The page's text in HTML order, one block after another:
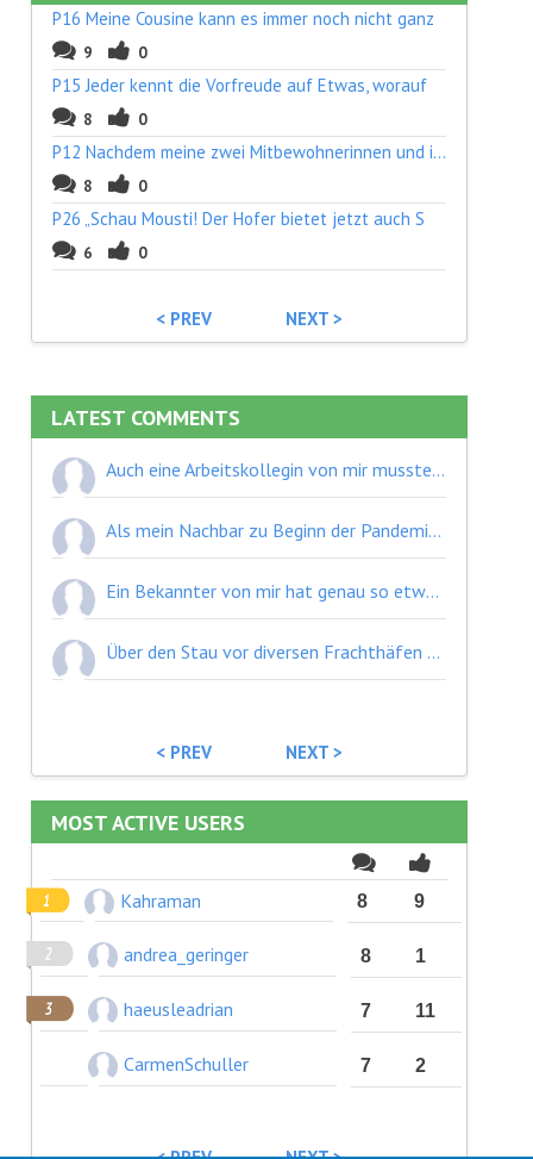
P16 Meine Cousine kann es immer noch nicht ganz
9 0
P15 Jeder kennt die Vorfreude auf Etwas, worauf
8 0
P12 Nachdem meine zwei Mitbewohnerinnen und ich
8 0
P26 „Schau Mousti! Der Hofer bietet jetzt auch S
6 0
< PREV NEXT >
LATEST COMMENTS
Auch eine Arbeitskollegin von mir musste wochenlang auf ein Ikea-Teil warten. Zwischenzeitlich hat sie es sogar schon über Willhaben probiert beziehungsweise überlegt nach Bratislava zu fahren und es eventuell dort abzuholen. Nicht nur die Pandemie sondern auch die Käferplage sind, soweit ich weiß, Auslöser für diese Lieferengpässe.
Als mein Nachbar zu Beginn der Pandemie mit Einweghandschuhen einkaufen war habe ich ihn belächelt - aber es stellt sich heraus, dass scheinbar doch viele vermehrt auf solche Produkte gesetzt haben/setzen. An Lieferengpässe in diesem Bereich habe ich noch gar nicht gedacht- eigentlich logisch. Desinfektionsmittel waren ja eine Zeit lang auch ziemlich rar.
Ein Bekannter von mir hat genau so etwas gemacht - allerdings schon vor Corona. Sie haben Plattform für Outdoorgeräte (Ski, Kletterequipment, etc.) geschaffen, die einerseits von Leuten angeboten werden und andererseits von Leuten gemietet werden, die sich keine teure Ausrüstung kaufen möchten - vor allem weil es die meiste Zeit eh irgendwo herumsteht.
Über den Stau vor diversen Frachthäfen aufgrund der Coronakrise habe ich in den letzten Monate einiges gelesen. Teileweise beträgt die Zeit, bis die Schiffe in den Hafen einfahren können, einige Wochen.
< PREV NEXT >
MOST ACTIVE USERS
Kahraman 8 9
andrea_geringer 8 1
haeusleadrian 7 11
CarmenSchuller 7 2